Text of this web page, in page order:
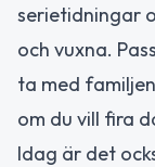
serietidningar
och vuxna.
ta med
om du vill fira
Idag är det